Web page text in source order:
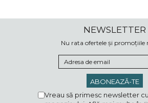
NEWSLETTER
Nu rata ofertele și promoțiile
Vreau să primesc newsletter